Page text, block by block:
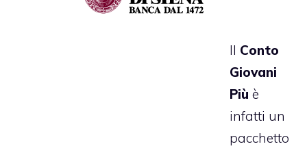
Il Conto
Giovani
Più è
infatti un
pacchetto